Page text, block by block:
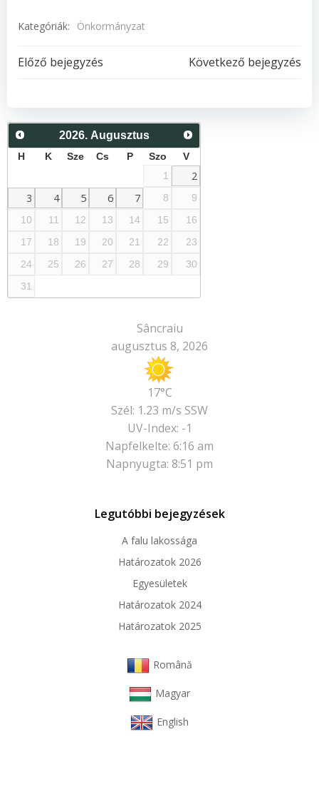
Kategóriák: Önkormányzat
Post
navigation
Előző bejegyzés
Post
navigation
Következő bejegyzés
2026. Augusztus
H K Sze Cs P Szo
V
1
2
3
4 5 6 7 8
9
10
11 12 13 14 15
16
17
18 19 20 21 22
23
24
25 26 27 28 29
30
31
Sâncraiu
augusztus 8, 2026
17°C
Szél: 1.23 m/s SSW
UV-Index: -1
Napfelkelte: 6:16 am
Napnyugta: 8:51 pm
Legutóbbi bejegyzések
A falu lakossága
Határozatok 2026
Egyesületek
Határozatok 2024
Határozatok 2025
Română
Magyar
English